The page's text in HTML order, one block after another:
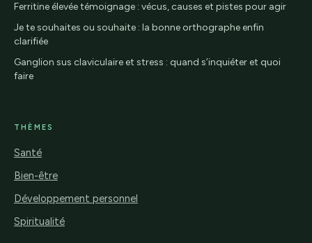
Ferritine élevée témoignage : vécus, causes et pistes pour agir
Je te souhaites ou souhaite : la bonne orthographe enfin
clarifiée
Ganglion sus claviculaire et stress : quand s’inquiéter et quoi
faire
THÈMES
Santé
Bien-être
Développement personnel
Spiritualité